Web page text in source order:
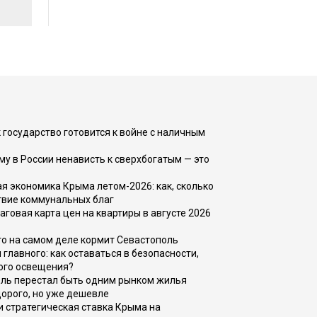
готовится к войне с наличным
в России ненависть к сверхбогатым — это
экономика Крыма летом-2026: как, сколько
коммунальных благ
карта цен на квартиры в августе 2026
на самом деле кормит Севастополь
как оставаться в безопасности,
освещения?
перестал быть одним рынком жилья
но уже дешевле
ставка Крыма на